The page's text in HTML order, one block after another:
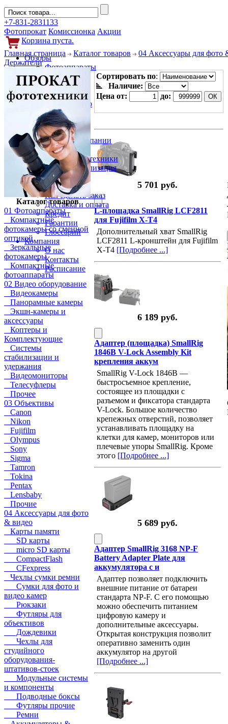
+7-831-2831133
Фотопрокат Комиссионка Акции
Корзина пуста.
Обзоры
Фотоаппараты
Объективы
Фильтры
Новости
Фото и видео
Гаджеты
Аксессуары
Слухи
Новости компании
Услуги
Прокат фототехники
Выкуп и реализация
Покупателям
Акции
Как сделать заказ
Доставка и оплата
Кредит
Гарантии
Глоссарий
Компания
О нас
Контакты
Расписание
Главная страница Каталог товаров
04 Аксессуары для фото
Держатели
Каталог товаров
01 Фотоаппараты
Компактные
фотокамеры со сменной
оптикой
Зеркальные
фотокамеры
Компактные
фотоаппараты
02 Видео оборудование
Видеокамеры
Панорамные камеры
Экшн-камеры и
аксессуары
Коптеры и
Комплектующие
Системы
стабилизации и
удержания
Видеомониторы
Телесуфлеры
Прочее
03 Объективы
Canon
Nikon
Fujifilm
Olympus
Sony
Sigma
Tamron
Tokina
Pentax
Lensbaby
Прочие
04 Аксессуары для фото
& видео
Карты памяти
SD карты
micro SD карты
CompactFlash
CFexpress
Чехлы сумки ремни
Сумки для фото и
видео камер
Рюкзаки
Футляры для
объективов
Дождевики
Чехлы для
студийного
оборудования-
штативов-стоек
Модульные системы
и компоненты
Подводные боксы
Футляры прочие
Ремни
Сортировать по:
Наличие:
Цена от:
до:
5 701 руб.
L-площадка SmallRig LCF2811
для Fujifilm X-T4
Дополнительный хват SmallRig
LCF2811 L-кронштейн для Fujifilm
X-T4 [Подробнее ...]
6 189 руб.
Адаптер (площадка) SmallRig
1846B V-Lock Assembly Kit
крепления аккум
SmallRig V-Lock 1846В —
быстросъемное крепление,
состоящее из площадки с
разъемом и фиксатора стандарта
V-Lock. Большое количество
крепежных отверстий, позволяет
устанавливать площадку на
клетки для камер, мониторов или
плечевые упоры SmallRig. Кроме
этого [Подробнее ...]
5 689 руб.
Адаптер SmallRig 3168 NP-F
Battery Adapter Plate для
аккумулятора c и
Адаптер позволяет подключить
внешние питание от батареи
стандарта NP-F. С его помощью
можно обеспечить питанием
цифровую камеру и
дополнительные аксессуары.
Открытая конструкция позволит
оперативно заменить один
аккумулятор на другой
[Подробнее ...]